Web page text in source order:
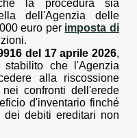
la procedura sia
dell'Agenzia delle
euro per imposta di
del 17 aprile 2026,
stabilito che l'Agenzia
alla riscossione
confronti dell'erede
d'inventario finché
dei debiti ereditari non